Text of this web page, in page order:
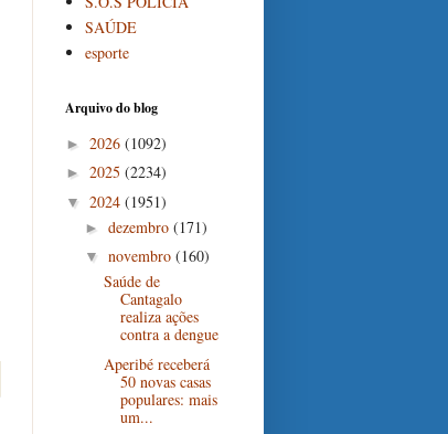
SAÚDE
esporte
Arquivo do blog
► 2026 (1092)
► 2025 (2234)
▼ 2024 (1951)
► dezembro (171)
▼ novembro (160)
Saúde de
Cantagalo
realiza ações
contra a dengue
Aperibé receberá
50 novas casas
populares: mais
um...